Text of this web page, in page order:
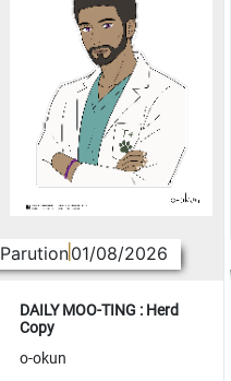
Parution01/08/2026
DAILY MOO-TING : Herd
Copy
o-okun